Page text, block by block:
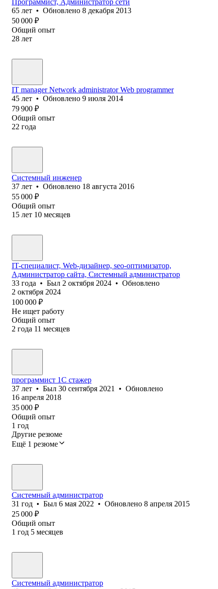
65 лет • Обновлено 8 декабря 2013
50 000 ₽
Общий опыт
28 лет
IT manager Network administrator Web programmer
45 лет • Обновлено 9 июля 2014
79 900 ₽
Общий опыт
22 года
Системный инженер
37 лет • Обновлено 18 августа 2016
55 000 ₽
Общий опыт
15 лет 10 месяцев
IT-специалист, Web-дизайнер, seo-оптимизатор,
Администратор сайта, Системный администратор
33 года • Был 2 октября 2024 • Обновлено
2 октября 2024
100 000 ₽
Не ищет работу
Общий опыт
2 года 11 месяцев
программист 1С стажер
37 лет • Был 30 сентября 2021 • Обновлено
16 апреля 2018
35 000 ₽
Общий опыт
1 год
Другие резюме
Ещё 1 резюме
Системный администратор
31 год • Был 6 мая 2022 • Обновлено 8 апреля 2015
25 000 ₽
Общий опыт
1 год 5 месяцев
Системный администратор